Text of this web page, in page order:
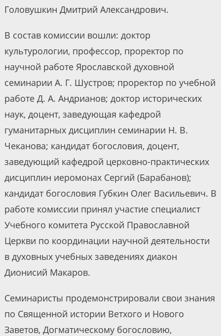
Головушкин Дмитрий Александрович.
В состав комиссии вошли: доктор
культурологии, профессор, проректор по
научной работе Ярославской духовной
семинарии А. Г. Шустров; проректор по учебной
работе Д. А. Андрианов; доктор исторических
наук, доцент, заведующая кафедрой
гуманитарных дисциплин семинарии Н. В.
Чеканова; кандидат богословия, доцент,
заведующий кафедрой церковно-практических
дисциплин иеромонах Сергий (Барабанов);
кандидат богословия Губкин Олег Васильевич. В
работе комиссии принял участие специалист
Учебного комитета Русской Православной
Церкви по координации научной деятельности
в духовных учебных заведениях диакон
Дионисий Макаров.
Семинаристы продемонстрировали свои знания
по Священной истории Ветхого и Нового
Заветов, Догматическому богословию,